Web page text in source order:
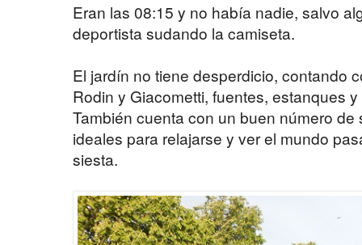
Eran las 08:15 y no había nadie, salvo
deportista sudando la camiseta.
El jardín no tiene desperdicio, contando
Rodin y Giacometti, fuentes, estanques
También cuenta con un buen número
ideales para relajarse y ver el mundo
siesta.